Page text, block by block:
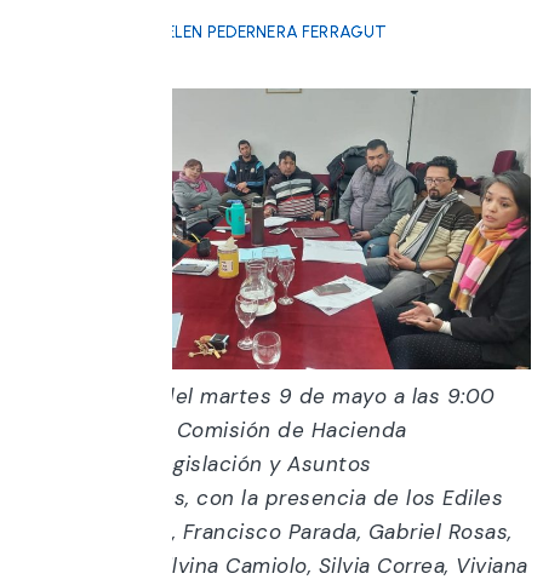
BELEN PEDERNERA FERRAGUT
Por la mañana del martes 9 de mayo a las 9:00
hrs se reunió la Comisión de Hacienda
Presupuesto Legislación y Asuntos
Constitucionales, con la presencia de los Ediles
Rodrigo Hidalgo, Francisco Parada, Gabriel Rosas,
Martin Palma, Silvina Camiolo, Silvia Correa, Viviana